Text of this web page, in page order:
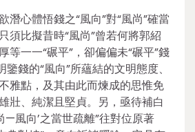
潛心體悟錢之“風向”對“風尚”確當
須比擬昔時“風尚”曾若何將郭紹
等一一“碾平”，卻偏偏未“碾平”錢
鑒錢的“風向”所蘊結的文明態度、
雅點，及其由此而煉成的思惟免
壯、純潔且堅貞。另，亟待補白
—風向’之當世疏離”往對位原著